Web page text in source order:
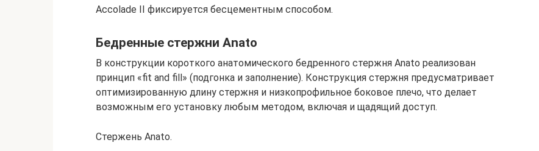
Accolade II фиксируется бесцементным способом.
Бедренные стержни Anato
В конструкции короткого анатомического бедренного стержня Anato реализован
принцип «fit and fill» (подгонка и заполнение). Конструкция стержня предусматривает
оптимизированную длину стержня и низкопрофильное боковое плечо, что делает
возможным его установку любым методом, включая и щадящий доступ.
Стержень Anato.